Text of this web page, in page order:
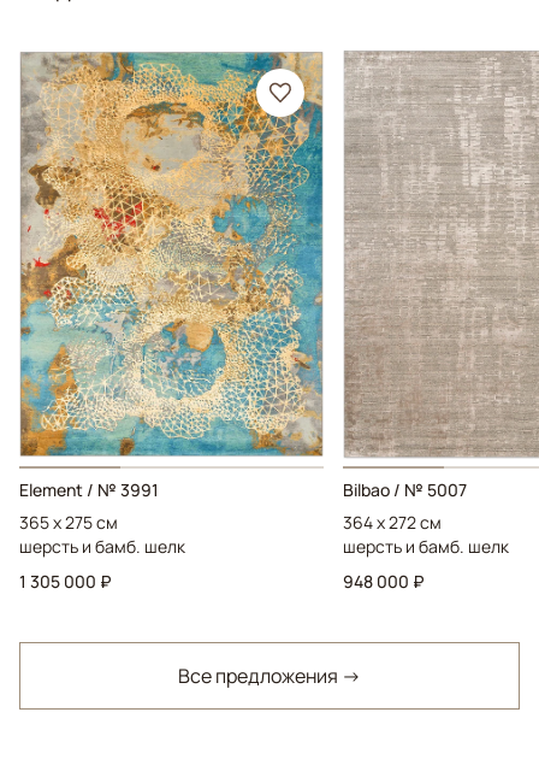
Element / № 3991
365 x 275 см
шерсть и бамб. шелк
1 305 000 ₽
Bilbao / № 5007
364 x 272 см
шерсть и бамб. шелк
948 000 ₽
Все предложения →